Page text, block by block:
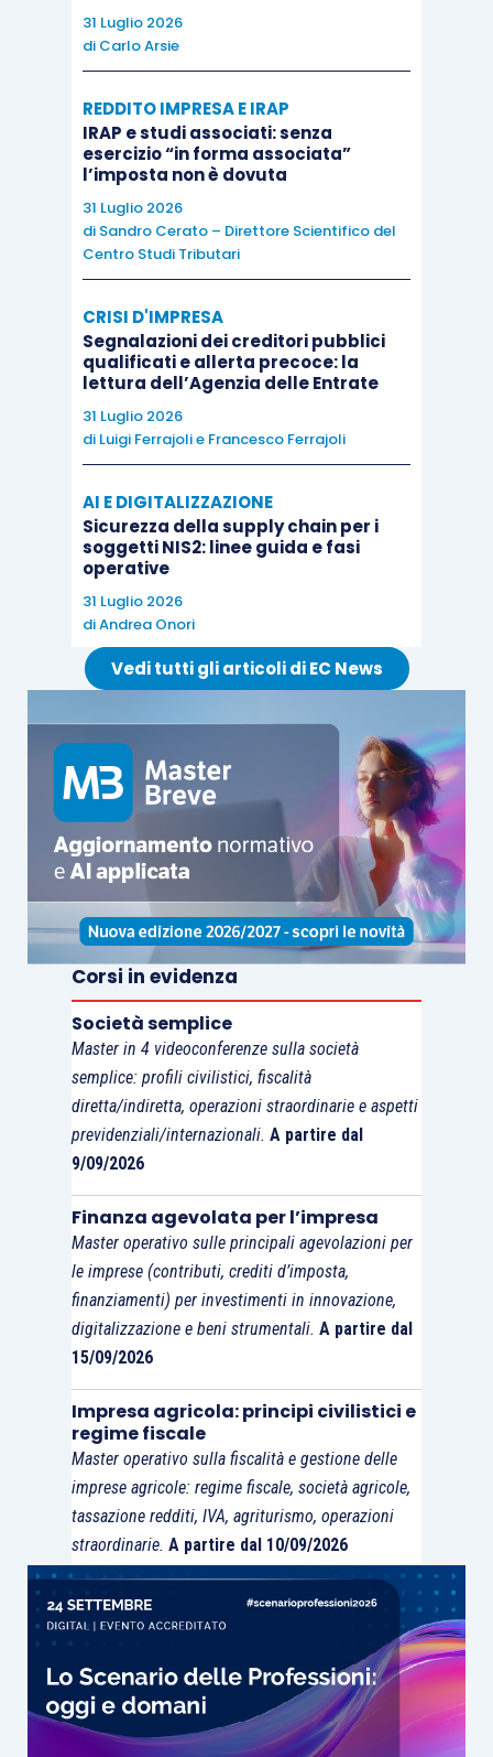
31 Luglio 2026
di Carlo Arsie
REDDITO IMPRESA E IRAP
IRAP e studi associati: senza
esercizio “in forma associata”
l’imposta non è dovuta
31 Luglio 2026
di Sandro Cerato – Direttore Scientifico del
Centro Studi Tributari
CRISI D'IMPRESA
Segnalazioni dei creditori pubblici
qualificati e allerta precoce: la
lettura dell’Agenzia delle Entrate
31 Luglio 2026
di Luigi Ferrajolie Francesco Ferrajoli
AI E DIGITALIZZAZIONE
Sicurezza della supply chain per i
soggetti NIS2: linee guida e fasi
operative
31 Luglio 2026
diAndrea Onori
Vedi tutti gli articoli di EC News
Corsi in evidenza
Società semplice
Master in 4 videoconferenze sulla società
semplice: profili civilistici, fiscalità
diretta/indiretta, operazioni straordinarie e aspetti
previdenziali/internazionali. A partire dal
9/09/2026
Finanza agevolata per l’impresa
Master operativo sulle principali agevolazioni per
le imprese (contributi, crediti d’imposta,
finanziamenti) per investimenti in innovazione,
digitalizzazione e beni strumentali. A partire dal
15/09/2026
Impresa agricola: principi civilistici e
regime fiscale
Master operativo sulla fiscalità e gestione delle
imprese agricole: regime fiscale, società agricole,
tassazione redditi, IVA, agriturismo, operazioni
straordinarie. A partire dal 10/09/2026